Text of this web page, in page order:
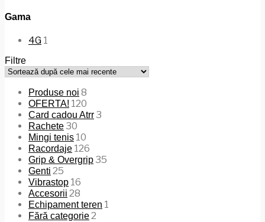
Gama
4G 1
Filtre
Produse noi 8
OFERTA! 120
Card cadou Atrr3
Rachete30
Mingi tenis 10
Racordaje 126
Grip & Overgrip35
Genti 25
Vibrastop 16
Accesorii 28
Echipament teren 1
Fără categorie2